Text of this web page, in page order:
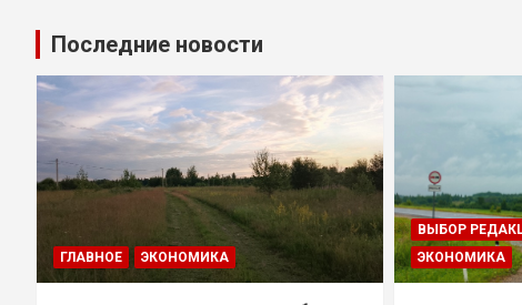
Последние новости
ГЛАВНОЕ ЭКОНОМИКА
ВЫБОР
ЭКОНОМИКА